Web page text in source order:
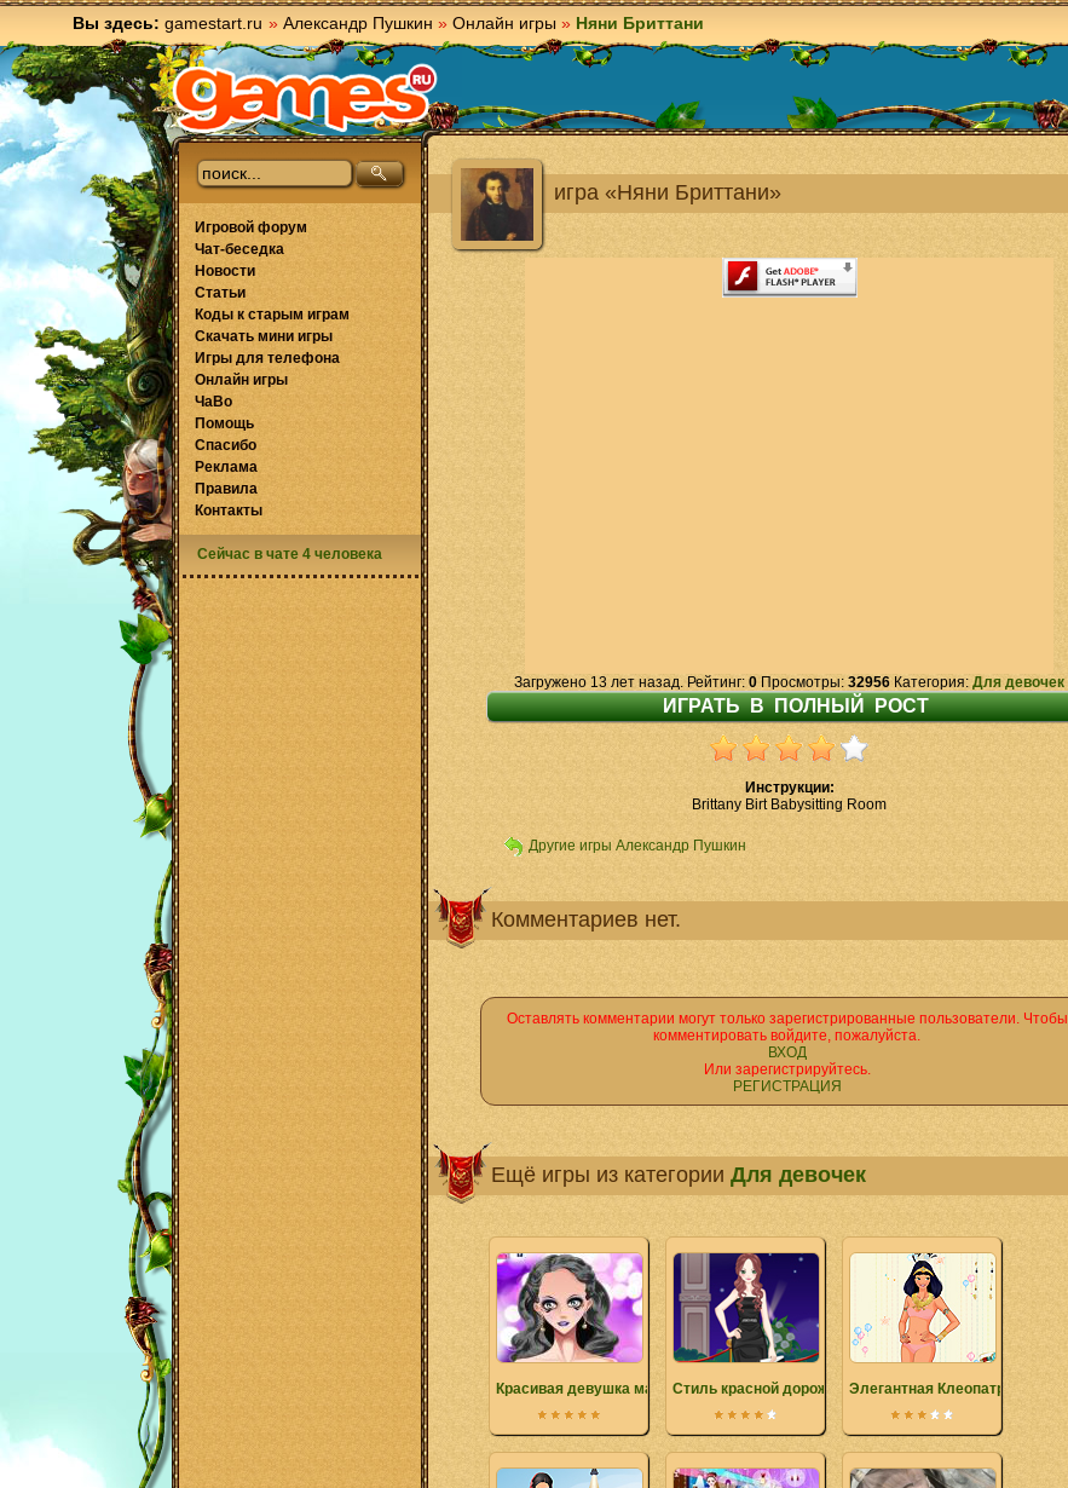
Вы здесь: gamestart.ru » Александр Пушкин » Онлайн игры » Няни Бриттани
игра «Няни Бриттани»
Загружено 13 лет назад. Рейтинг: 0 Просмотры: 32956 Категория: Для девочек
Инструкции:
Brittany Birt Babysitting Room
Другие игры Александр Пушкин
Комментариев нет.
Оставлять комментарии могут только зарегистрированные пользователи. Чтобы
комментировать войдите, пожалуйста.
ВХОД
Или зарегистрируйтесь.
РЕГИСТРАЦИЯ
Ещё игры из категории Для девочек
Красивая девушка макияжСтиль красной дорожки Элегантная Клеопатра
Игровой форум
Чат-беседка
Новости
Статьи
Коды к старым играм
Скачать мини игры
Игры для телефона
Онлайн игры
ЧаВо
Помощь
Спасибо
Реклама
Правила
Контакты
Сейчас в чате 4 человека